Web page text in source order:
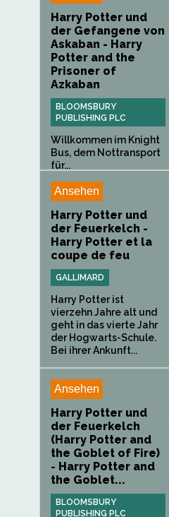
Harry Potter und
der Gefangene von
Askaban - Harry
Potter and the
Prisoner of
Azkaban
BLOOMSBURY
PUBLISHING PLC
Willkommen im Knight
Bus, dem Nottransport
für...
Ansehen
Harry Potter und
der Feuerkelch -
Harry Potter et la
coupe de feu
GALLIMARD
Harry Potter ist
vierzehn Jahre alt und
geht in das vierte Jahr
der Hogwarts-Schule.
Bei ihrer Ankunft...
Ansehen
Harry Potter und
der Feuerkelch
(Harry Potter and
the Goblet of Fire)
- Harry Potter and
the Goblet...
BLOOMSBURY
PUBLISHING PLC